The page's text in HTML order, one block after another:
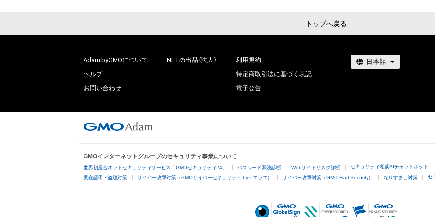
トップへ戻る
Adam byGMOについて
ヘルプ
お問い合わせ
NFTの出品（法人）
利用規約
特定商取引法に基づく表記
電子公告
GMOインターネットグループのセキュリティ事業について
世界初総合ネットセキュリティサービス「GMOセキュリティ24」 パスワード漏洩診断 Webサイトリスク診断 セキュリティ相談AIチャットボット
実在証明・盗聴対策 サイバー攻撃対策（GMOサイバーセキュリティ byイエラエ） サイバー攻撃対策（GMO Flatt Security） なりすまし対策 セ